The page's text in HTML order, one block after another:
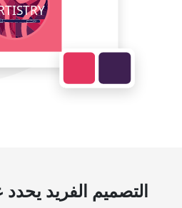
التصميم الفريد يحدد